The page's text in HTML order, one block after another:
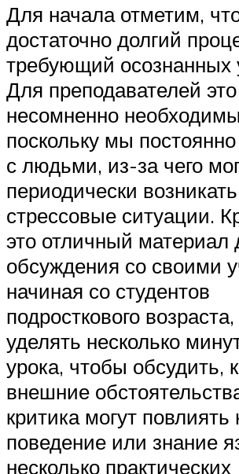
Для начала отметим,
достаточно долгий
требующий осознанных
Для преподавателей это
несомненно
поскольку мы
с людьми, из-за чего
периодически возникать
стрессовые ситуации.
это отличный материал
обсуждения со своими
начиная со студентов
подросткового
уделять несколько
урока, чтобы обсудить,
внешние
критика могут повлиять
поведение или знание
несколько практических